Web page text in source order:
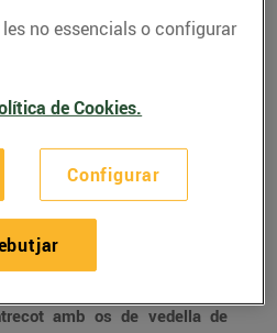
de
os de l'Era
DUNKEL
amb os de vedella de
no essencials o configurar
de Cookies.
Configurar